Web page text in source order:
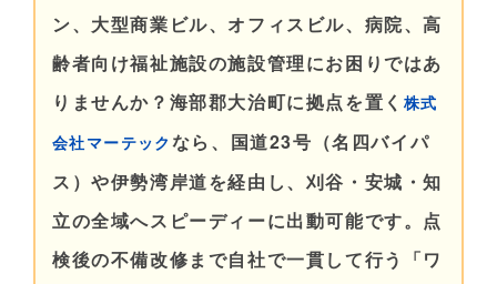
ン、大型商業ビル、オフィスビル、病院、高
齢者向け福祉施設の施設管理にお困りではあ
りませんか？海部郡大治町に拠点を置く 株式
会社マーテック なら、国道23号（名四バイパ
ス）や伊勢湾岸道を経由し、刈谷・安城・知
立の全域へスピーディーに出動可能です。点
検後の不備改修まで自社で一貫して行う「ワ